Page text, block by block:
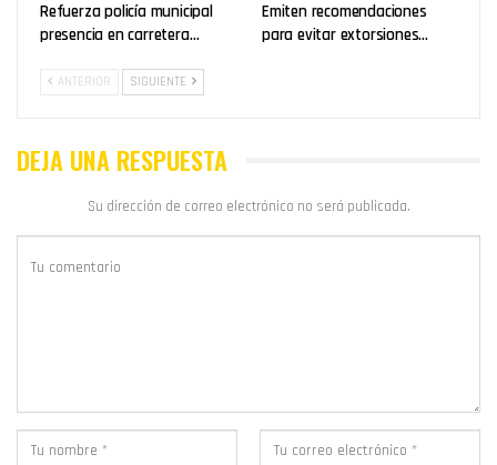
Refuerza policía municipal
presencia en carretera…
Emiten recomendaciones
para evitar extorsiones…
ANTERIOR SIGUIENTE
DEJA UNA RESPUESTA
Su dirección de correo electrónico no será publicada.